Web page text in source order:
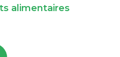
alimentaires